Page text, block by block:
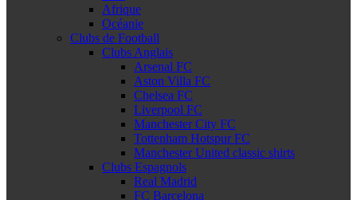
Afrique
Océanie
Clubs de Football
Clubs Anglais
Arsenal FC
Aston Villa FC
Chelsea FC
Liverpool FC
Manchester City FC
Tottenham Hotspur FC
Manchester United classic shirts
Clubs Espagnols
Real Madrid
FC Barcelona